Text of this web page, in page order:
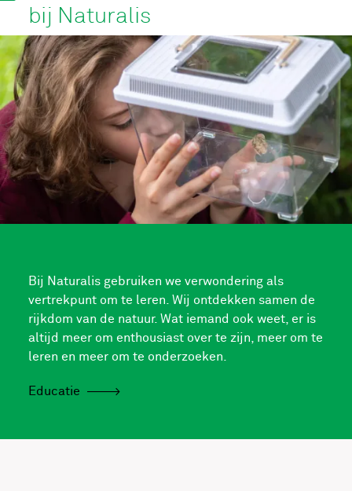
bij Naturalis
Bij Naturalis gebruiken we verwondering als
vertrekpunt om te leren. Wij ontdekken samen de
rijkdom van de natuur. Wat iemand ook weet, er is
altijd meer om enthousiast over te zijn, meer om te
leren en meer om te onderzoeken.
Educatie